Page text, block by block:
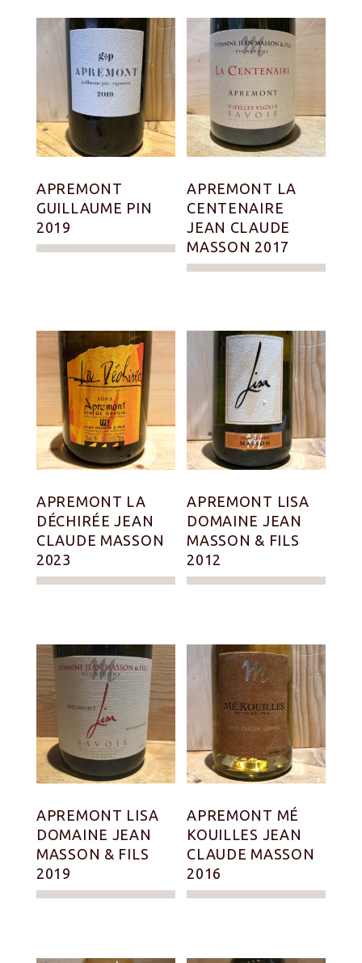
APREMONT
GUILLAUME PIN
2019
APREMONT LA
CENTENAIRE
JEAN CLAUDE
MASSON 2017
APREMONT LA
DÉCHIRÉE JEAN
CLAUDE MASSON
2023
APREMONT LISA
DOMAINE JEAN
MASSON & FILS
2012
APREMONT LISA
DOMAINE JEAN
MASSON & FILS
2019
APREMONT MÉ
KOUILLES JEAN
CLAUDE MASSON
2016